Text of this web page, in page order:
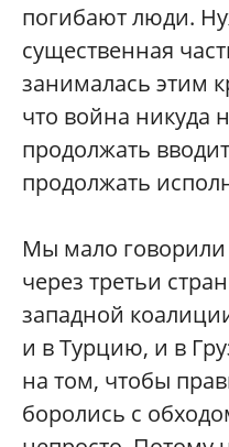
погибают люди.
существенная
занималась этим
что война никуда
продолжать
продолжать
Мы мало говорили
через третьи
западной
и в Турцию, и в
на том, чтобы
боролись с